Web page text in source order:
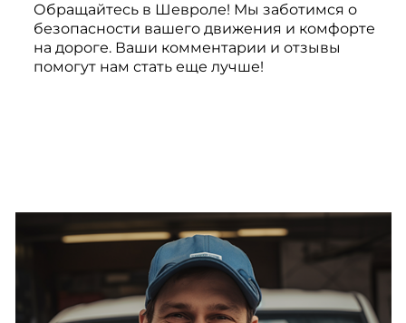
Обращайтесь в Шевроле! Мы заботимся о
безопасности вашего движения и комфорте
на дороге. Ваши комментарии и отзывы
помогут нам стать еще лучше!